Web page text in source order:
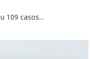
109 casos...